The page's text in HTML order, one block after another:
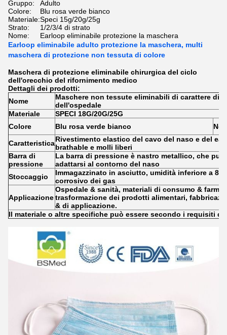
Gruppo:
Adulto
Colore:
Blu rosa verde bianco
Materiale:Speci 15g/20g/25g
Strato:
1/2/3/4 di strato
Nome:
Earloop eliminabile protezione la maschera
Earloop eliminabile adulto protezione la maschera, multi
maschera di protezione non tessuta di colore
Maschera di protezione eliminabile chirurgica del ciclo
dell'orecchio del rifornimento medico
Dettagli dei prodotti:
Nome
Maschere non tessute eliminabili di carattere di
dell'ospedale
Materiale
SPECI 18G/20G/25G
Colore
Blu rosa verde bianco
CaratteristicaRivestimento elastico del cavo del naso e del
brathable e molli liberi
Barra di
pressione
La barra di pressione è nastro metallico, che
adattarsi al contorno del naso
Stoccaggio
Immagazzinato in asciutto, umidità inferiore a
corrosivo dei gas
Applicazione
Ospedale & sanità, materiali di consumo &
trasformazione dei prodotti alimentari,
& di applicazione.
Il materiale o altre specifiche può essere secondo i requisiti